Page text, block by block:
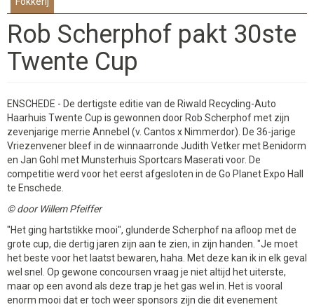
Rob Scherphof pakt 30ste
Twente Cup
ENSCHEDE - De dertigste editie van de Riwald Recycling-Auto
Haarhuis Twente Cup is gewonnen door Rob Scherphof met zijn
zevenjarige merrie Annebel (v. Cantos x Nimmerdor). De 36-jarige
Vriezenvener bleef in de winnaarronde Judith Vetker met Benidorm
en Jan Gohl met Munsterhuis Sportcars Maserati voor. De
competitie werd voor het eerst afgesloten in de Go Planet Expo Hall
te Enschede.
© door Willem Pfeiffer
"Het ging hartstikke mooi", glunderde Scherphof na afloop met de
grote cup, die dertig jaren zijn aan te zien, in zijn handen. "Je moet
het beste voor het laatst bewaren, haha. Met deze kan ik in elk geval
wel snel. Op gewone concoursen vraag je niet altijd het uiterste,
maar op een avond als deze trap je het gas wel in. Het is vooral
enorm mooi dat er toch weer sponsors zijn die dit evenement